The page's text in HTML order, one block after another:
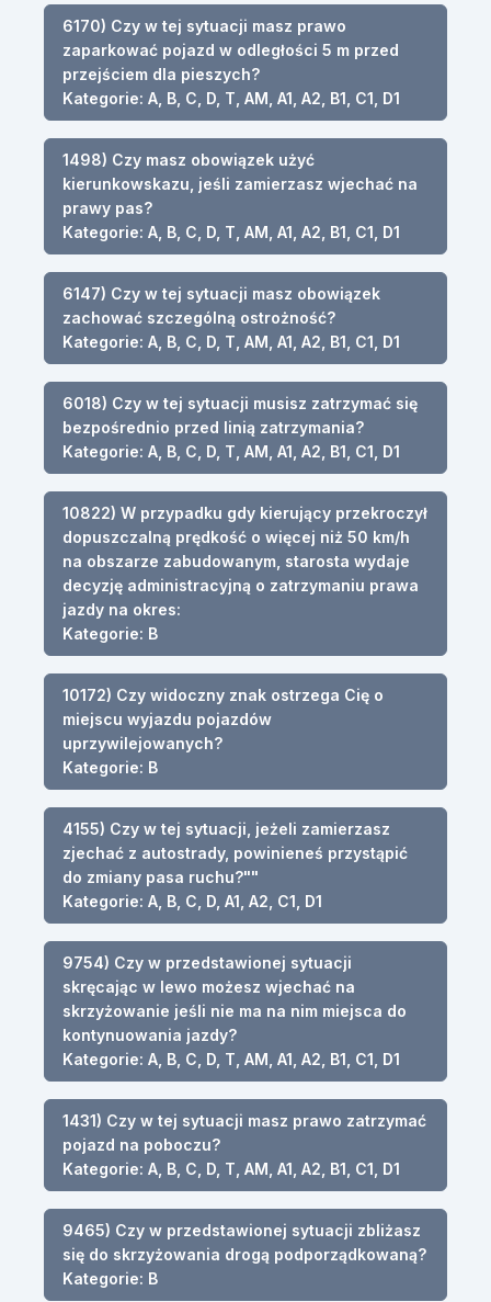
6170) Czy w tej sytuacji masz prawo
zaparkować pojazd w odległości 5 m przed
przejściem dla pieszych?
Kategorie: A, B, C, D, T, AM, A1, A2, B1, C1, D1
1498) Czy masz obowiązek użyć
kierunkowskazu, jeśli zamierzasz wjechać na
prawy pas?
Kategorie: A, B, C, D, T, AM, A1, A2, B1, C1, D1
6147) Czy w tej sytuacji masz obowiązek
zachować szczególną ostrożność?
Kategorie: A, B, C, D, T, AM, A1, A2, B1, C1, D1
6018) Czy w tej sytuacji musisz zatrzymać się
bezpośrednio przed linią zatrzymania?
Kategorie: A, B, C, D, T, AM, A1, A2, B1, C1, D1
10822) W przypadku gdy kierujący przekroczył
dopuszczalną prędkość o więcej niż 50 km/h
na obszarze zabudowanym, starosta wydaje
decyzję administracyjną o zatrzymaniu prawa
jazdy na okres:
Kategorie: B
10172) Czy widoczny znak ostrzega Cię o
miejscu wyjazdu pojazdów
uprzywilejowanych?
Kategorie: B
4155) Czy w tej sytuacji, jeżeli zamierzasz
zjechać z autostrady, powinieneś przystąpić
do zmiany pasa ruchu?""
Kategorie: A, B, C, D, A1, A2, C1, D1
9754) Czy w przedstawionej sytuacji
skręcając w lewo możesz wjechać na
skrzyżowanie jeśli nie ma na nim miejsca do
kontynuowania jazdy?
Kategorie: A, B, C, D, T, AM, A1, A2, B1, C1, D1
1431) Czy w tej sytuacji masz prawo zatrzymać
pojazd na poboczu?
Kategorie: A, B, C, D, T, AM, A1, A2, B1, C1, D1
9465) Czy w przedstawionej sytuacji zbliżasz
się do skrzyżowania drogą podporządkowaną?
Kategorie: B